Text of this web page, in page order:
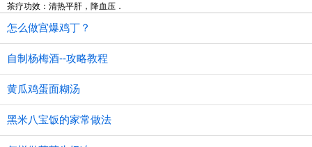
茶疗功效：清热平肝，降血压．
怎么做宫爆鸡丁？
自制杨梅酒--攻略教程
黄瓜鸡蛋面糊汤
黑米八宝饭的家常做法